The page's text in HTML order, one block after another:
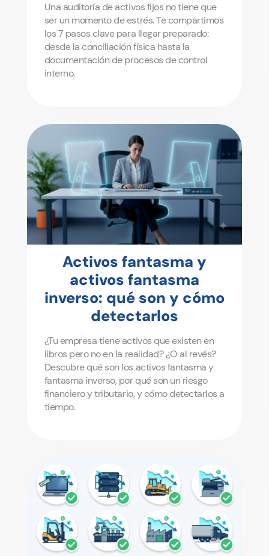
Una auditoría de activos fijos no tiene que
ser un momento de estrés. Te compartimos
los 7 pasos clave para llegar preparado:
desde la conciliación física hasta la
documentación de procesos de control
interno.
Activos fantasma y
activos fantasma
inverso: qué son y cómo
detectarlos
¿Tu empresa tiene activos que existen en
libros pero no en la realidad? ¿O al revés?
Descubre qué son los activos fantasma y
fantasma inverso, por qué son un riesgo
financiero y tributario, y cómo detectarlos a
tiempo.